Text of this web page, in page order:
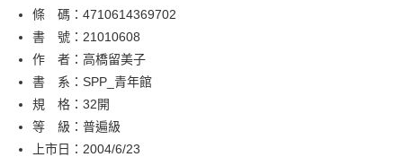
【關於「AFTEE先享後付」】
AFTEE先享後付是「在收到商品之後才付款」的支付方式。 讓您購物簡單
便利好安心！
１．簡單：不需註冊會員、不需綁卡、不需儲值。
２．便利：只要手機號碼，簡訊認證，即可結帳。
３．安心：先確認商品／服務後，再付款。
【「AFTEE先享後付」結帳流程】
１．於結帳方式選擇「AFTEE先享後付」後，將跳轉至「AFTEE先享後付」
ATM付款
運送方式
全家取貨付款
每筆NT$80，滿NT$500(含以上)免運費
條 碼：4710614369702
書 號：21010608
作 者：高橋留美子
書 系：SPP_青年館
規 格：32開
等 級：普遍級
上市日：2004/6/23